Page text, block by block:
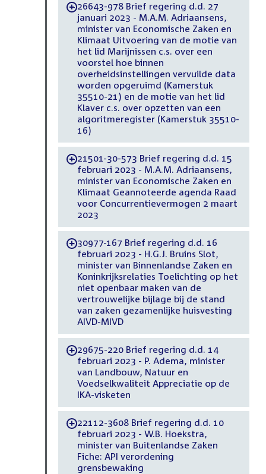
-26643-978 Brief regering d.d. 27
januari 2023 - M.A.M. Adriaansens,
minister van Economische Zaken en
Klimaat Uitvoering van de motie van
het lid Marijnissen c.s. over een
voorstel hoe binnen
overheidsinstellingen vervuilde data
worden opgeruimd (Kamerstuk
35510-21) en de motie van het lid
Klaver c.s. over opzetten van een
algoritmeregister (Kamerstuk 35510-
16)
-21501-30-573 Brief regering d.d. 15
februari 2023 - M.A.M. Adriaansens,
minister van Economische Zaken en
Klimaat Geannoteerde agenda Raad
voor Concurrentievermogen 2 maart
2023
-30977-167 Brief regering d.d. 16
februari 2023 - H.G.J. Bruins Slot,
minister van Binnenlandse Zaken en
Koninkrijksrelaties Toelichting op het
niet openbaar maken van de
vertrouwelijke bijlage bij de stand
van zaken gezamenlijke huisvesting
AIVD-MIVD
-29675-220 Brief regering d.d. 14
februari 2023 - P. Adema, minister
van Landbouw, Natuur en
Voedselkwaliteit Appreciatie op de
IKA-visketen
-22112-3608 Brief regering d.d. 10
februari 2023 - W.B. Hoekstra,
minister van Buitenlandse Zaken
Fiche: API verordening
grensbewaking